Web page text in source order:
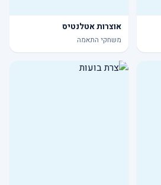
אוצרות אטלנטיס
משחקי התאמה